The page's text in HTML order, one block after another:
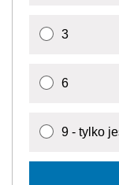
3
6
9 - tylko